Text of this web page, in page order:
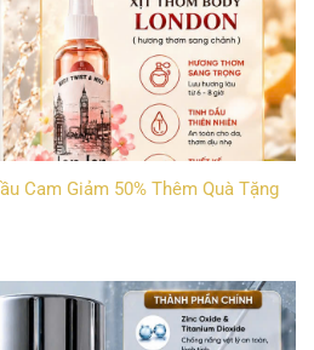
Cam Giảm 50% Thêm Quà Tặng